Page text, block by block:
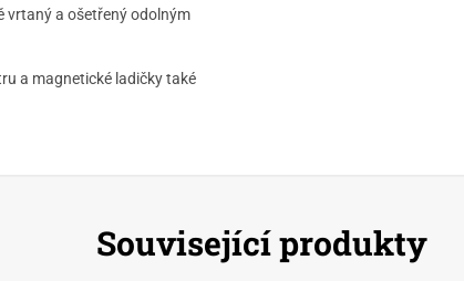
vrtaný a ošetřený odolným
a magnetické ladičky také
Související produkty